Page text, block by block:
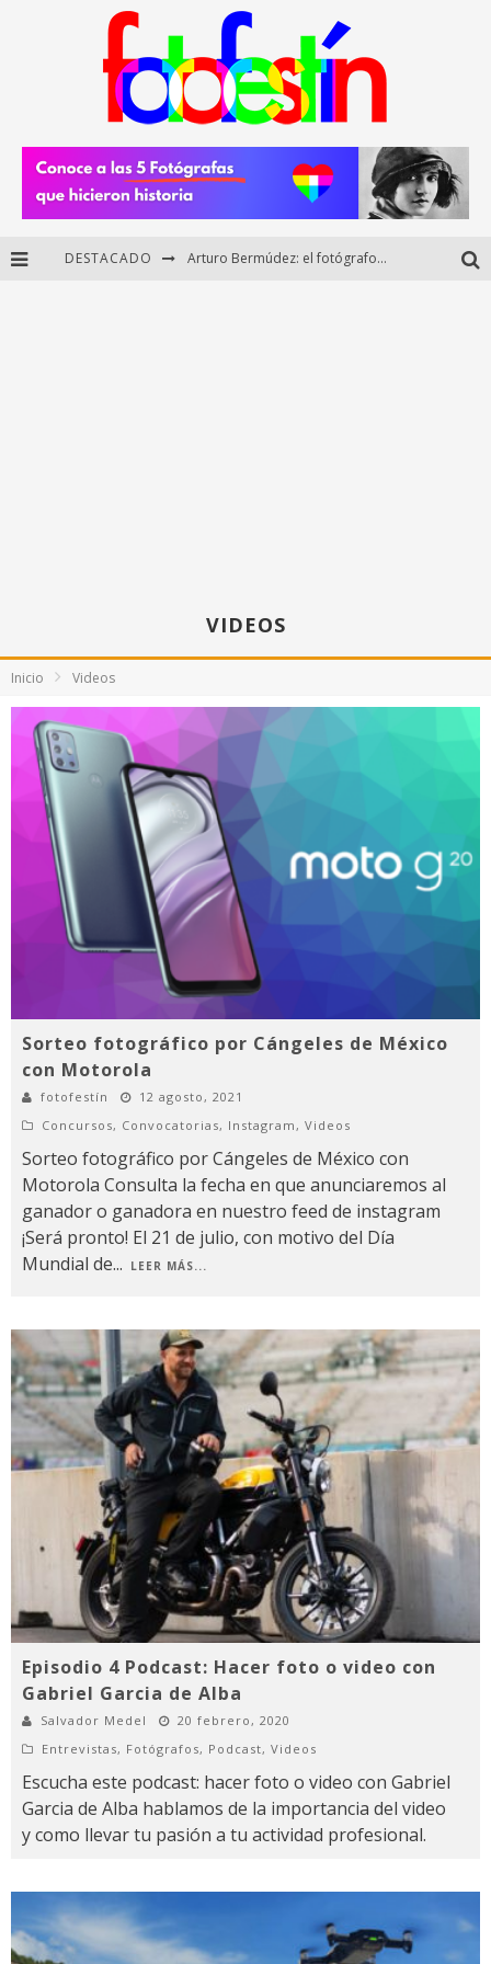
DESTACADO Arturo Bermúdez: el fotógrafo mexicano que brilló en los Premios HUAWEI XMAGE 2025
VIDEOS
Inicio Videos
Sorteo fotográfico por Cángeles de México
con Motorola
fotofestín
12 agosto, 2021
Concursos, Convocatorias, Instagram, Videos
Sorteo fotográfico por Cángeles de México con
Motorola Consulta la fecha en que anunciaremos al
ganador o ganadora en nuestro feed de instagram
¡Será pronto! El 21 de julio, con motivo del Día
Mundial de... LEER MÁS...
Episodio 4 Podcast: Hacer foto o video con
Gabriel Garcia de Alba
Salvador Medel
20 febrero, 2020
Entrevistas, Fotógrafos, Podcast, Videos
Escucha este podcast: hacer foto o video con Gabriel
Garcia de Alba hablamos de la importancia del video
y como llevar tu pasión a tu actividad profesional.